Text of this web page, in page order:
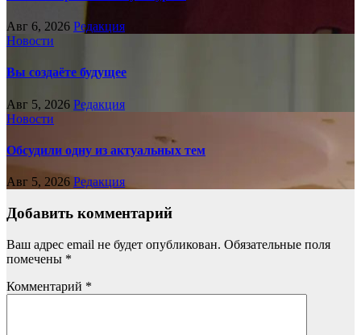
Авг 6, 2026 Редакция
Новости
Вы создаёте будущее
Авг 5, 2026 Редакция
Новости
Обсудили одну из актуальных тем
Авг 5, 2026 Редакция
Добавить комментарий
Ваш адрес email не будет опубликован. Обязательные поля
помечены *
Комментарий *